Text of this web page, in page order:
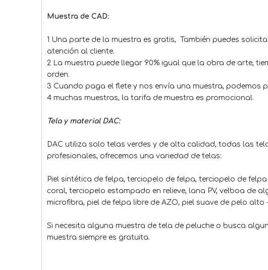
Muestra de CAD:
1 Una parte de la muestra es gratis, También puedes
atención al cliente.
2 La muestra puede llegar 90% igual que la obra de arte,
orden.
3 Cuando paga el flete y nos envía una muestra, podemos
4 muchas muestras, la tarifa de muestra es promocional.
Tela y material DAC:
DAC utiliza solo telas verdes y de alta calidad, todas las
profesionales, ofrecemos una variedad de telas:
Piel sintética de felpa, terciopelo de felpa, terciopelo de
coral, terciopelo estampado en relieve, lana PV, velboa de
microfibra, piel de felpa libre de AZO, piel suave de pelo alto
Si necesita alguna muestra de tela de peluche o busca
muestra siempre es gratuita.